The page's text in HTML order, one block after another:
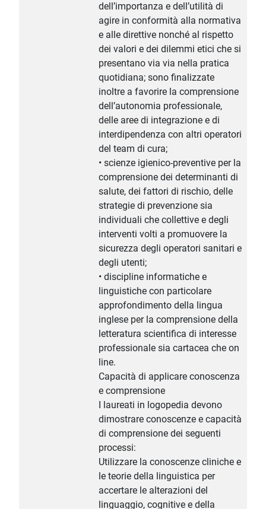
dell’importanza e dell’utilità di
agire in conformità alla normativa
e alle direttive nonché al rispetto
dei valori e dei dilemmi etici che si
presentano via via nella pratica
quotidiana; sono finalizzate
inoltre a favorire la comprensione
dell’autonomia professionale,
delle aree di integrazione e di
interdipendenza con altri operatori
del team di cura;
• scienze igienico-preventive per la
comprensione dei determinanti di
salute, dei fattori di rischio, delle
strategie di prevenzione sia
individuali che collettive e degli
interventi volti a promuovere la
sicurezza degli operatori sanitari e
degli utenti;
• discipline informatiche e
linguistiche con particolare
approfondimento della lingua
inglese per la comprensione della
letteratura scientifica di interesse
professionale sia cartacea che on
line.
Capacità di applicare conoscenza
e comprensione
I laureati in logopedia devono
dimostrare conoscenze e capacità
di comprensione dei seguenti
processi:
Utilizzare la conoscenze cliniche e
le teorie della linguistica per
accertare le alterazioni del
linguaggio, cognitive e della